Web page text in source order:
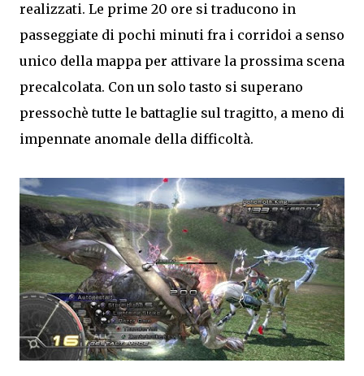
realizzati. Le prime 20 ore si traducono in
passeggiate di pochi minuti fra i corridoi a senso
unico della mappa per attivare la prossima scena
precalcolata. Con un solo tasto si superano
pressochè tutte le battaglie sul tragitto, a meno di
impennate anomale della difficoltà.